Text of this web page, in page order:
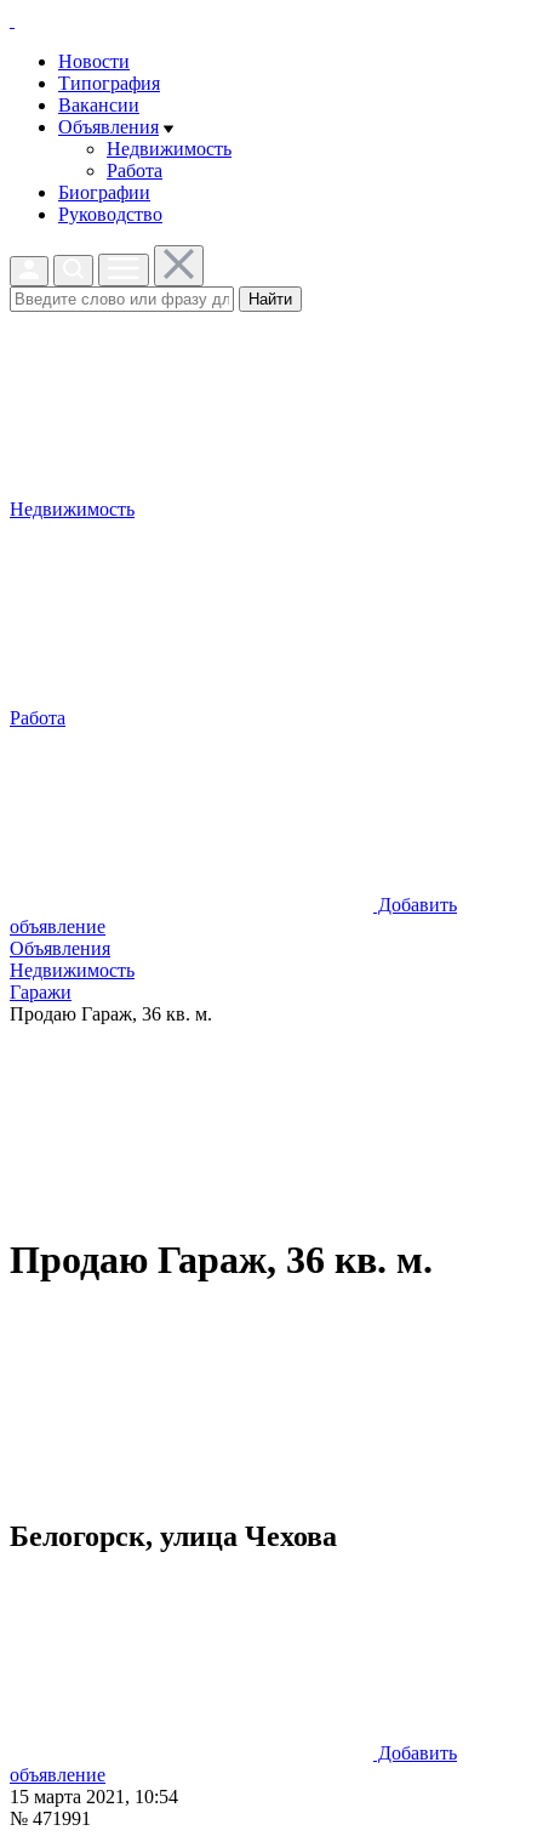
Новости
Типография
Вакансии
Объявления
Недвижимость
Работа
Биографии
Руководство
Найти
Недвижимость
Работа
Добавить
объявление
Объявления
Недвижимость
Гаражи
Продаю Гараж, 36 кв. м.
Продаю Гараж, 36 кв. м.
Белогорск, улица Чехова
Добавить
объявление
15 марта 2021, 10:54
№ 471991